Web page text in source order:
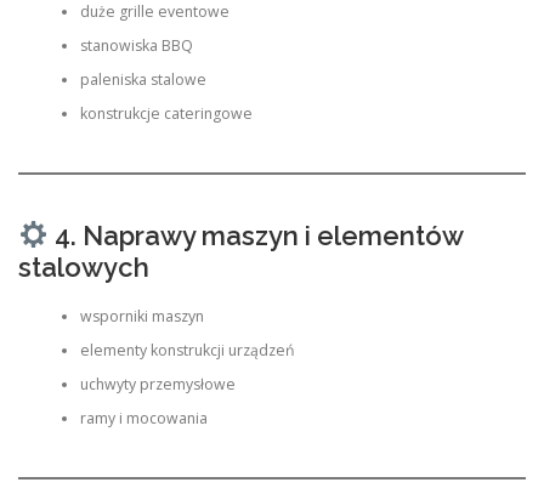
duże grille eventowe
stanowiska BBQ
paleniska stalowe
konstrukcje cateringowe
4. Naprawy maszyn i elementów
stalowych
wsporniki maszyn
elementy konstrukcji urządzeń
uchwyty przemysłowe
ramy i mocowania